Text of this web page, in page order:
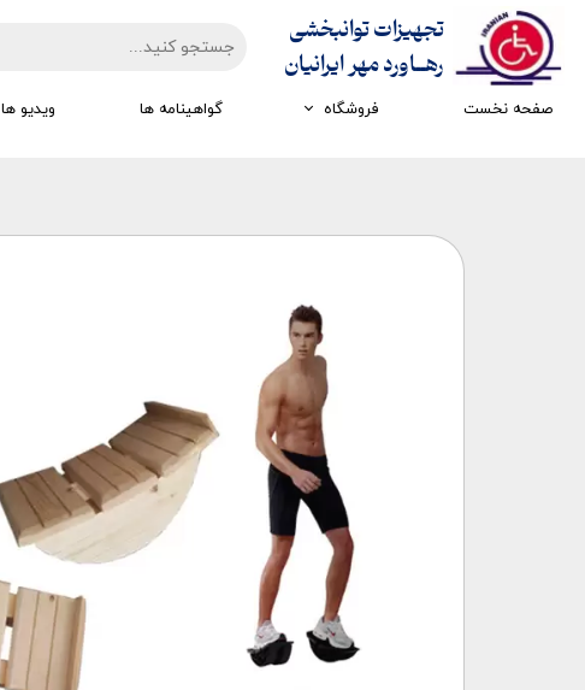
تجهیزات توانبخشی
​​​​​​​رهــاورد مهر ایرانیان
صفحه نخست فروشگاه
تجهیزات کار درمانی
تجهیزات مکانوتراپی
گواهینامه ها ویدیو ها